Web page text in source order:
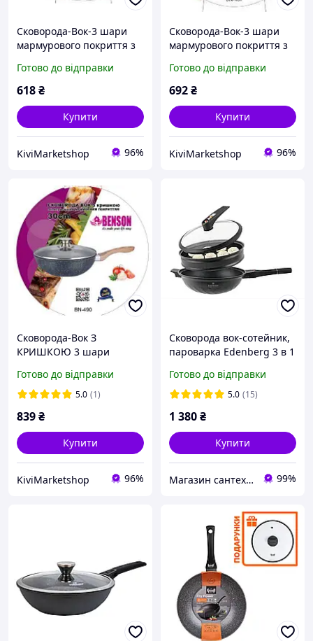
Сковорода-Вок-3 шари
мармурового покриття з
діаметр 26 см Benson BN-
485
Готово до відправки
618₴
Купити
KiviMarketshop 96%
Сковорода-Вок-3 шари
мармурового покриття з
діаметр 30 см Benson BN-
487
Готово до відправки
692₴
Купити
KiviMarketshop 96%
Сковорода-Вок З
КРИШКОЮ 3 шари
кованого алюмінію
діаметр 30 см BN-490
Готово до відправки
5.0 (1)
839₴
Купити
KiviMarketshop 96%
Сковорода вок-сотейник,
пароварка Edenberg 3 в 1
мармуровим покриттям
32 см (EB-12112)
Готово до відправки
5.0 (15)
1 380₴
Купити
Магазин сантехники Eurotherm 99%